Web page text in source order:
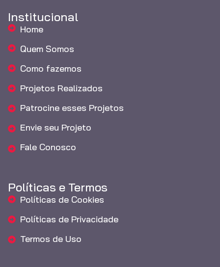
Institucional
Home
Quem Somos
Como fazemos
Projetos Realizados
Patrocine esses Projetos
Envie seu Projeto
Fale Conosco
Políticas e Termos
Políticas de Cookies
Políticas de Privacidade
Termos de Uso